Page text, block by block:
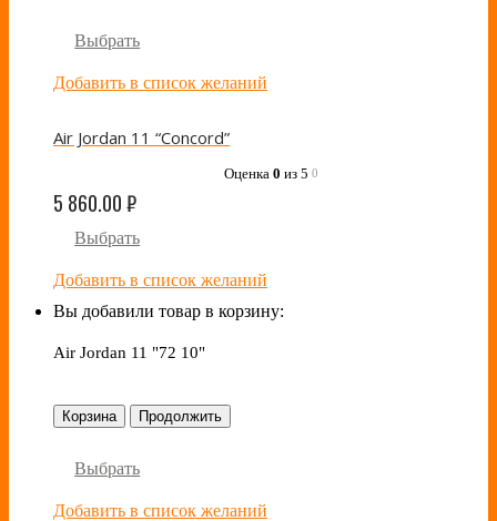
Выбрать
Добавить в список желаний
Air Jordan 11 “Concord”
Оценка 0 из 5 0
5 860.00₽
Выбрать
Добавить в список желаний
Вы добавили товар в корзину:
Air Jordan 11 "72 10"
Корзина Продолжить
Выбрать
Добавить в список желаний